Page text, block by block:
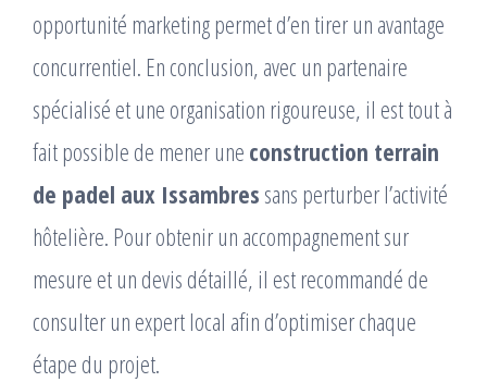
opportunité marketing permet d’en tirer un avantage
concurrentiel. En conclusion, avec un partenaire
spécialisé et une organisation rigoureuse, il est tout à
fait possible de mener une construction terrain
de padel aux Issambres sans perturber l’activité
hôtelière. Pour obtenir un accompagnement sur
mesure et un devis détaillé, il est recommandé de
consulter un expert local afin d’optimiser chaque
étape du projet.